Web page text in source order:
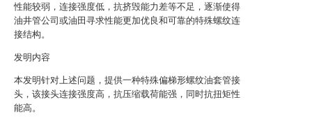
性能较弱，连接强度低，抗挤毁能力差等不足，逐渐使得
油井管公司或油田寻求性能更加优良和可靠的特殊螺纹连
接结构。
发明内容
本发明针对上述问题，提供一种特殊偏梯形螺纹油套管接
头，该接头连接强度高，抗压缩载荷能强，同时抗扭矩性
能高。